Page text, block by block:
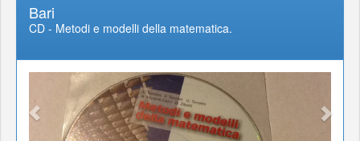
Bari
CD - Metodi e modelli della matematica.